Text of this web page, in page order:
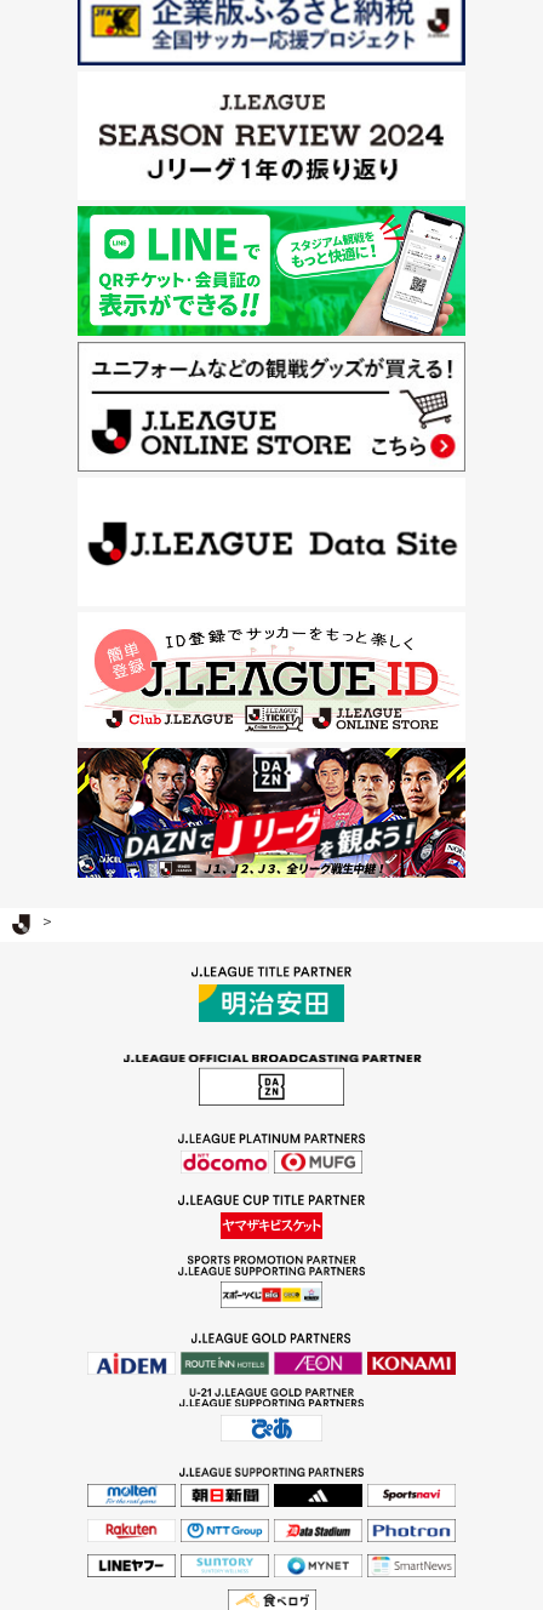
Ｊリーグ TOP